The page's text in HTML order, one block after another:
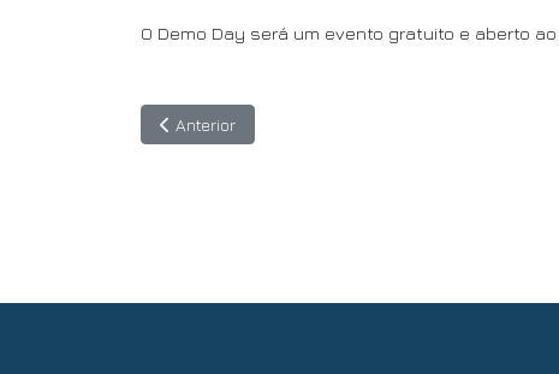
O Demo Day será um evento gratuito e aberto ao
Artigo anterior: Blockchain for Integration: A
Anterior